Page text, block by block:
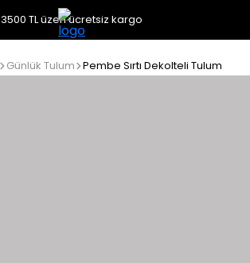
3500 TL üzeri ücretsiz kargo
Günlük Tulum Pembe Sırtı Dekolteli Tulum